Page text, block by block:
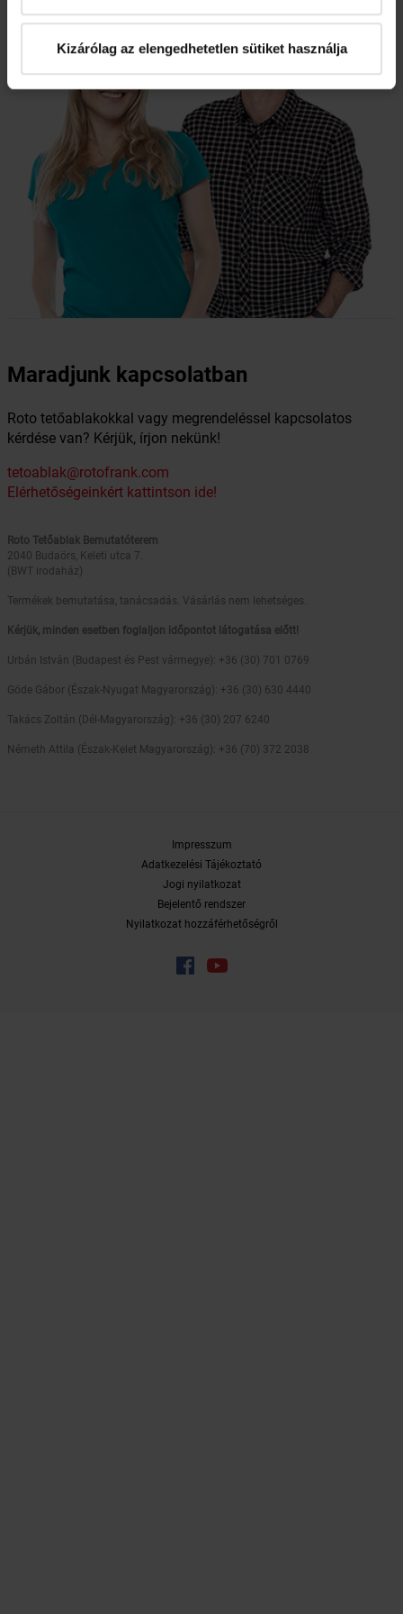
Kizárólag az elengedhetetlen sütiket használja
Maradjunk kapcsolatban
Roto tetőablakokkal vagy megrendeléssel kapcsolatos
kérdése van? Kérjük, írjon nekünk!
tetoablak@rotofrank.com
Elérhetőségeinkért kattintson ide!
Roto Tetőablak Bemutatóterem
2040 Budaörs, Keleti utca 7.
(BWT irodaház)
Termékek bemutatása, tanácsadás. Vásárlás nem lehetséges.
Kérjük, minden esetben foglaljon időpontot látogatása előtt!
Urbán István (Budapest és Pest vármegye): +36 (30) 701 0769
Göde Gábor (Észak-Nyugat Magyarország): +36 (30) 630 4440
Takács Zoltán (Dél-Magyarország): +36 (30) 207 6240
Németh Attila (Észak-Kelet Magyarország): +36 (70) 372 2038
Impresszum
Adatkezelési Tájékoztató
Jogi nyilatkozat
Bejelentő rendszer
Nyilatkozat hozzáférhetőségről